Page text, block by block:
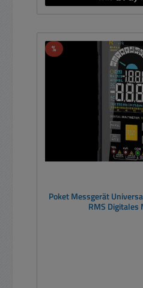
%Rabatt
Poket Messgerät
RMS